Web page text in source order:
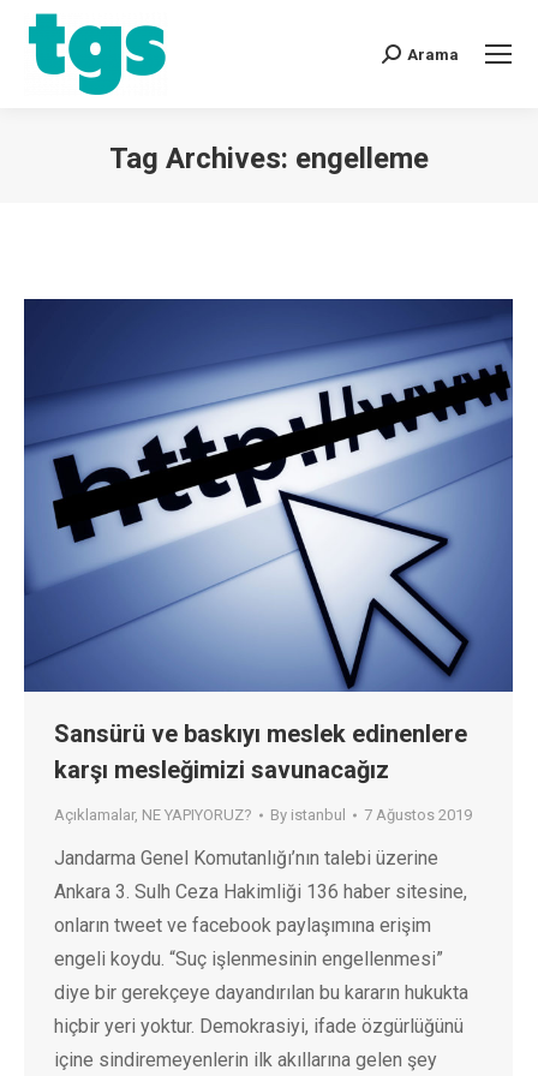
Arama
Tag Archives: engelleme
Sansürü ve baskıyı meslek edinenlere
karşı mesleğimizi savunacağız
Açıklamalar, NE YAPIYORUZ? By istanbul 7 Ağustos 2019
Jandarma Genel Komutanlığı’nın talebi üzerine
Ankara 3. Sulh Ceza Hakimliği 136 haber sitesine,
onların tweet ve facebook paylaşımına erişim
engeli koydu. “Suç işlenmesinin engellenmesi”
diye bir gerekçeye dayandırılan bu kararın hukukta
hiçbir yeri yoktur. Demokrasiyi, ifade özgürlüğünü
içine sindiremeyenlerin ilk akıllarına gelen şey